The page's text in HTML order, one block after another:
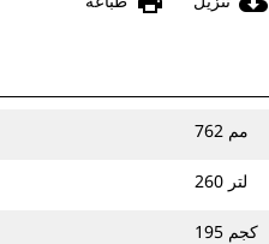
762 مم
260 لتر
195 كجم